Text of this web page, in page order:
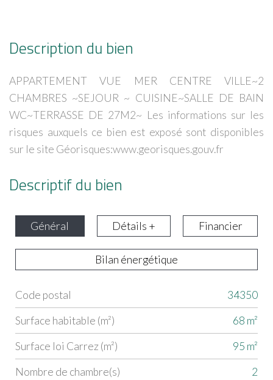
Description du bien
APPARTEMENT VUE MER CENTRE VILLE~2
CHAMBRES ~SEJOUR ~ CUISINE~SALLE DE BAIN
WC~TERRASSE DE 27M2~ Les informations sur les
risques auxquels ce bien est exposé sont disponibles
sur le site Géorisques:www.georisques.gouv.fr
Descriptif du bien
Général Détails + Financier
Bilan énergétique
Label Value
Code postal
34350
Surface habitable (m²)
68 m²
Surface loi Carrez (m²)
95 m²
Nombre de chambre(s)
2